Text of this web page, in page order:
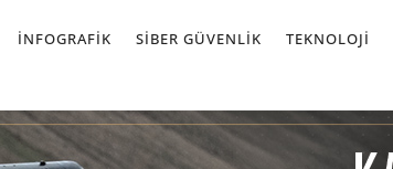
İNFOGRAFIK SIBER GÜVENLIK TEKNOLOJI